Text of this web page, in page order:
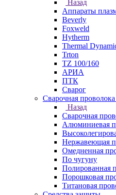
Назад
Аппараты
Beverly
Foxweld
Hytherm
Thermal
Trton
TZ 100/160
АРИА
ПТК
Сварог
Сварочная проволока
Назад
Сварочная
Алюминиевая
Нержавеющая
Омедненная
По чугуну
Полированная
Порошковая
Титановая